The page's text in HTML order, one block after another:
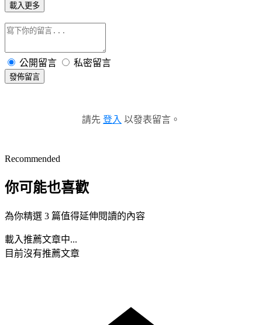
載入更多
公開留言 私密留言
發佈留言
請先 登入 以發表留言。
Recommended
你可能也喜歡
為你精選 3 篇值得延伸閱讀的內容
載入推薦文章中...
目前沒有推薦文章